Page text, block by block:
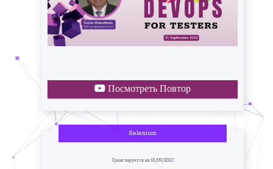
Посмотреть Повтор
Selenium
Транслируется на 01/09/2023